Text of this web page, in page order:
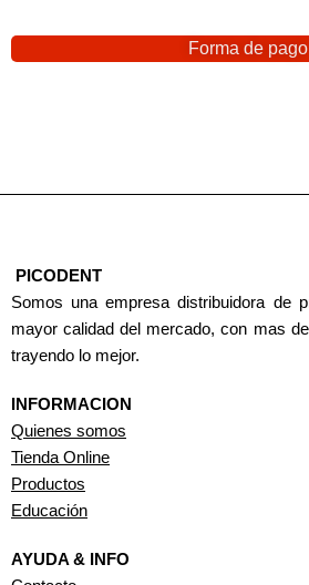
Forma de pago
PICODENT
Somos una empresa distribuidora de
mayor calidad del mercado, con mas
trayendo lo mejor.
INFORMACION
Quienes somos
Tienda Online
Productos
Educación
AYUDA & INFO